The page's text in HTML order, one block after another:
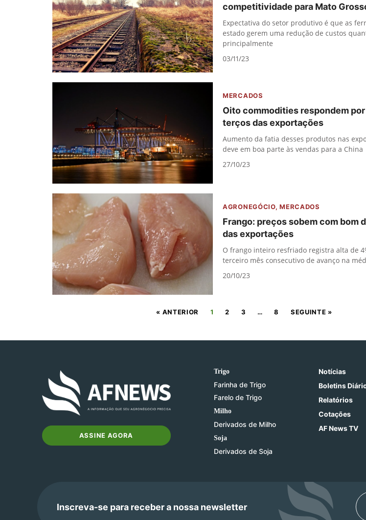
competitividade para Mato
Expectativa do setor produtivo é que as
estado gerem uma redução de custos
principalmente
03/11/23
MERCADOS
Oito commodities respondem
terços das exportações
Aumento da fatia desses produtos nas
deve em boa parte às vendas para a China
27/10/23
AGRONEGÓCIO,MERCADOS
Frango: preços sobem com bom
das exportações
O frango inteiro resfriado registra alta de
terceiro mês consecutivo de avanço na
20/10/23
« ANTERIOR 1 2 3 … 8 SEGUINTE »
ASSINE AGORA
Trigo
Farinha de Trigo
Farelo de Trigo
Milho
Derivados de Milho
Soja
Derivados de Soja
Notícias
Boletins
Relatórios
Cotações
AF News TV
Inscreva-se para receber a nossa newsletter